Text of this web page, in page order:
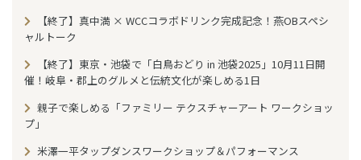
【終了】真中満 × WCCコラボドリンク完成記念！燕OBスペシ
ャルトーク
【終了】東京・池袋で「白鳥おどり in 池袋2025」10月11日開
催！岐阜・郡上のグルメと伝統文化が楽しめる1日
親子で楽しめる「ファミリー テクスチャーアート ワークショッ
プ」
米澤一平タップダンスワークショップ＆パフォーマンス